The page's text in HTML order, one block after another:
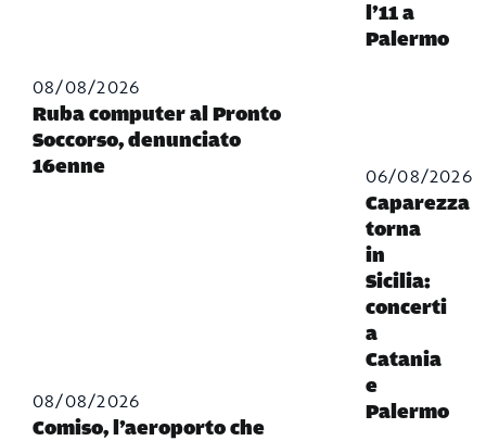
08/08/2026
Ruba computer al Pronto
Soccorso, denunciato
16enne
08/08/2026
Comiso, l’aeroporto che
l’11 a
Palermo
06/08/2026
Caparezza
torna
in
Sicilia:
concerti
a
Catania
e
Palermo